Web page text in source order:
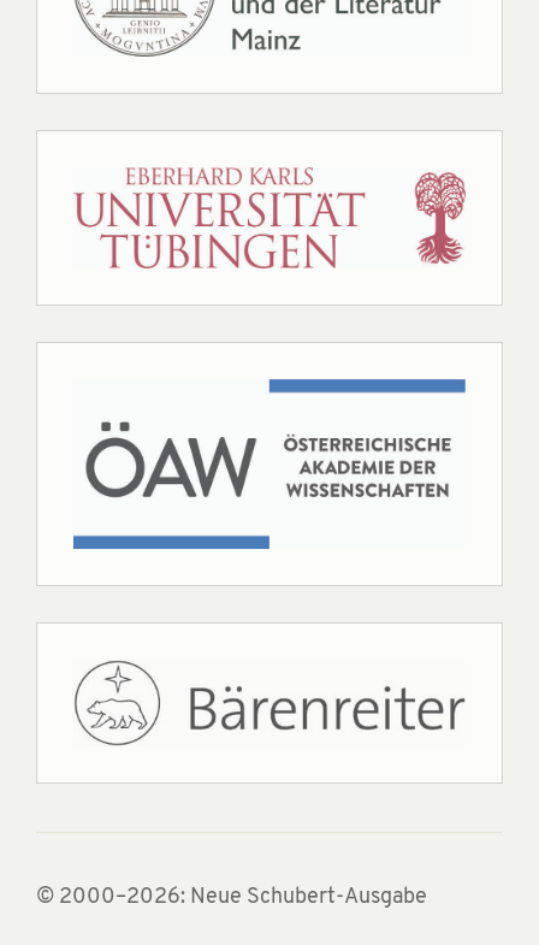
© 2000–2026: Neue Schubert-Ausgabe